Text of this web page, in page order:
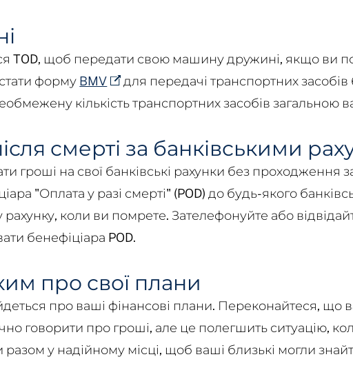
TOD, щоб передати свою машину дружині, якщо ви
форму BMV
для передачі транспортних
кількість транспортних засобів загальною
смерті за банківськими
гроші на свої банківські рахунки без проходження
"Оплата у разі смерті" (POD) до будь-якого
коли ви помрете. Зателефонуйте або
бенефіціара POD.
про свої плани
про ваші фінансові плани. Переконайтеся, що
говорити про гроші, але це полегшить ситуацію,
у надійному місці, щоб ваші близькі могли